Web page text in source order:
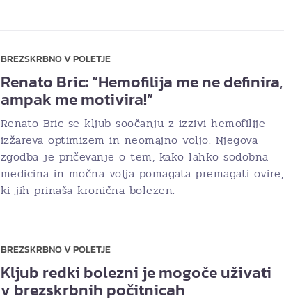
BREZSKRBNO V POLETJE
Renato Bric: “Hemofilija me ne definira,
ampak me motivira!”
Renato Bric se kljub soočanju z izzivi hemofilije
izžareva optimizem in neomajno voljo. Njegova
zgodba je pričevanje o tem, kako lahko sodobna
medicina in močna volja pomagata premagati ovire,
ki jih prinaša kronična bolezen.
BREZSKRBNO V POLETJE
Kljub redki bolezni je mogoče uživati
v brezskrbnih počitnicah